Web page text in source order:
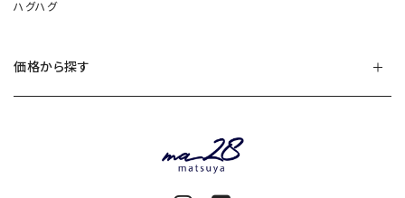
ハグハグ
価格から探す